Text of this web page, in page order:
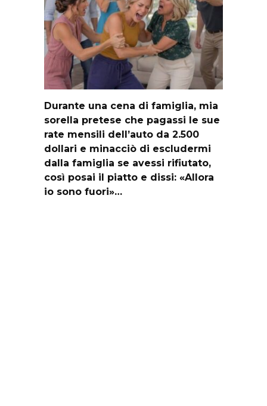
Durante una cena di famiglia, mia
sorella pretese che pagassi le sue
rate mensili dell’auto da 2.500
dollari e minacciò di escludermi
dalla famiglia se avessi rifiutato,
così posai il piatto e dissi: «Allora
io sono fuori»…